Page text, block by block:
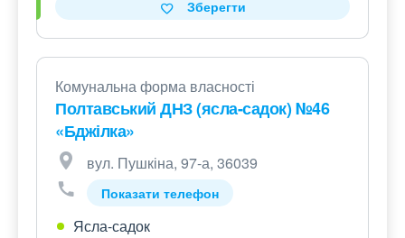
Зберегти
Комунальна форма власності
Полтавський ДНЗ (ясла-садок) №46
«Бджілка»
вул. Пушкіна, 97-а, 36039
Показати телефон
Ясла-садок